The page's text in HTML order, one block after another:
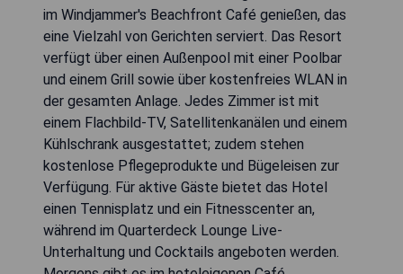
im Windjammer's Beachfront Café genießen, das
eine Vielzahl von Gerichten serviert. Das Resort
verfügt über einen Außenpool mit einer Poolbar
und einem Grill sowie über kostenfreies WLAN in
der gesamten Anlage. Jedes Zimmer ist mit
einem Flachbild-TV, Satellitenkanälen und einem
Kühlschrank ausgestattet; zudem stehen
kostenlose Pflegeprodukte und Bügeleisen zur
Verfügung. Für aktive Gäste bietet das Hotel
einen Tennisplatz und ein Fitnesscenter an,
während im Quarterdeck Lounge Live-
Unterhaltung und Cocktails angeboten werden.